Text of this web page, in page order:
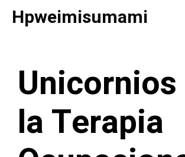
SaltarHpweimisumami
Unicornios
la Terapia